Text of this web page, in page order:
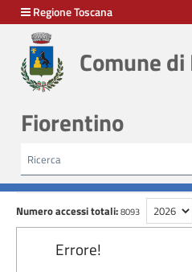
Regione Toscana
Comune
Fiorentino
Numero accessi totali:8093
Errore!
menu